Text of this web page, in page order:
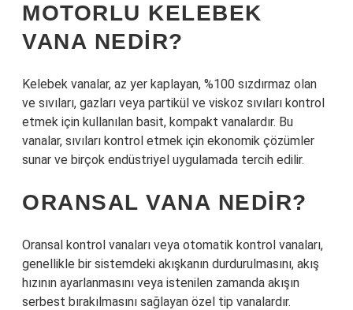
MOTORLU KELEBEK
VANA NEDIR?
Kelebek vanalar, az yer kaplayan, %100 sızdırmaz olan
ve sıvıları, gazları veya partikül ve viskoz sıvıları kontrol
etmek için kullanılan basit, kompakt vanalardır. Bu
vanalar, sıvıları kontrol etmek için ekonomik çözümler
sunar ve birçok endüstriyel uygulamada tercih edilir.
ORANSAL VANA NEDIR?
Oransal kontrol vanaları veya otomatik kontrol vanaları,
genellikle bir sistemdeki akışkanın durdurulmasını, akış
hızının ayarlanmasını veya istenilen zamanda akışın
serbest bırakılmasını sağlayan özel tip vanalardır.